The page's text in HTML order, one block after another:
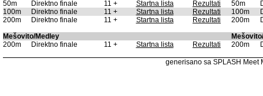
50m Direktno finale 11 + Startna lista Rezultati 50m
100m
Direktno finale 11 + Startna lista Rezultati 100m
200m
Direktno finale 11 + Startna lista Rezultati 200m
Mešovito/Medley
200m
Direktno finale 11 + Startna lista Rezultati 200m
generisano sa SPLASH Meet